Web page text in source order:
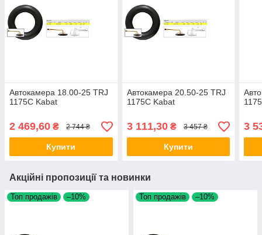
Автокамера 18.00-25 TRJ
1175C Kabat
2 469,60 ₴ 2 744 ₴
Купити
Автокамера 20.50-25 TRJ
1175C Kabat
3 111,30₴ 3 457 ₴
Купити
3
Акційні пропозиції та новинки
Топ продажів –10% Топ продажів –10%